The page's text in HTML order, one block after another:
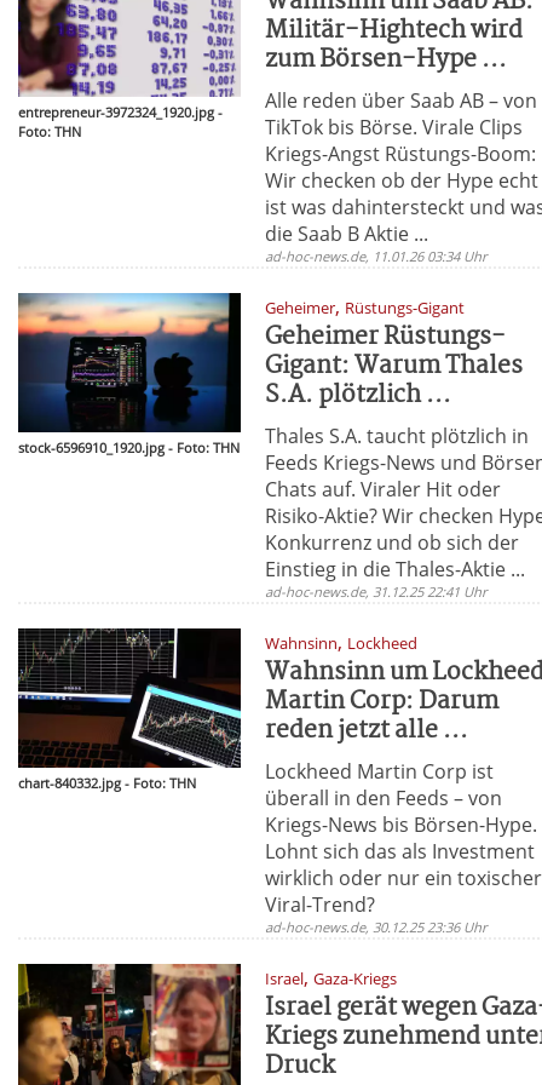
entrepreneur-3972324_1920.jpg -
Foto: THN
Militär-Hightech wird
zum Börsen-Hype ...
Alle reden über Saab AB – von
TikTok bis Börse. Virale Clips
Kriegs-Angst Rüstungs-Boom:
Wir checken ob der Hype echt
ist was dahintersteckt und
die Saab B Aktie ...
ad-hoc-news.de, 11.01.26 03:34 Uhr
stock-6596910_1920.jpg - Foto: THN
Geheimer, Rüstungs-Gigant
Geheimer Rüstungs-
Gigant: Warum Thales
S.A. plötzlich ...
Thales S.A. taucht plötzlich in
Feeds Kriegs-News und
Chats auf. Viraler Hit oder
Risiko-Aktie? Wir checken
Konkurrenz und ob sich der
Einstieg in die Thales-Aktie ...
ad-hoc-news.de, 31.12.25 22:41 Uhr
chart-840332.jpg - Foto: THN
Wahnsinn, Lockheed
Wahnsinn um
Martin Corp: Darum
reden jetzt alle ...
Lockheed Martin Corp ist
überall in den Feeds – von
Kriegs-News bis Börsen-Hype.
Lohnt sich das als Investment
wirklich oder nur ein toxischer
Viral-Trend?
ad-hoc-news.de, 30.12.25 23:36 Uhr
Israel,Gaza-Kriegs
Israel gerät wegen
Kriegs zunehmend
Druck